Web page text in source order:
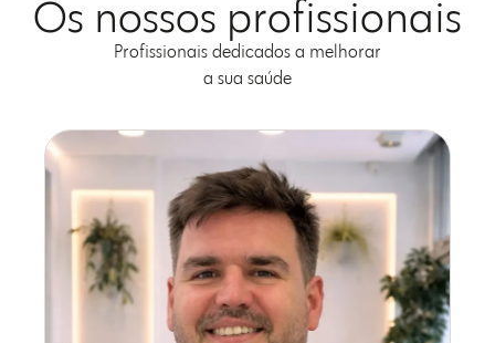
Os nossos profissionais
Profissionais dedicados a melhorar
a sua saúde